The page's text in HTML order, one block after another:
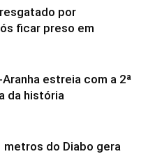
por
ficar preso em
estreia com a 2ª
da história
metros do Diabo gera